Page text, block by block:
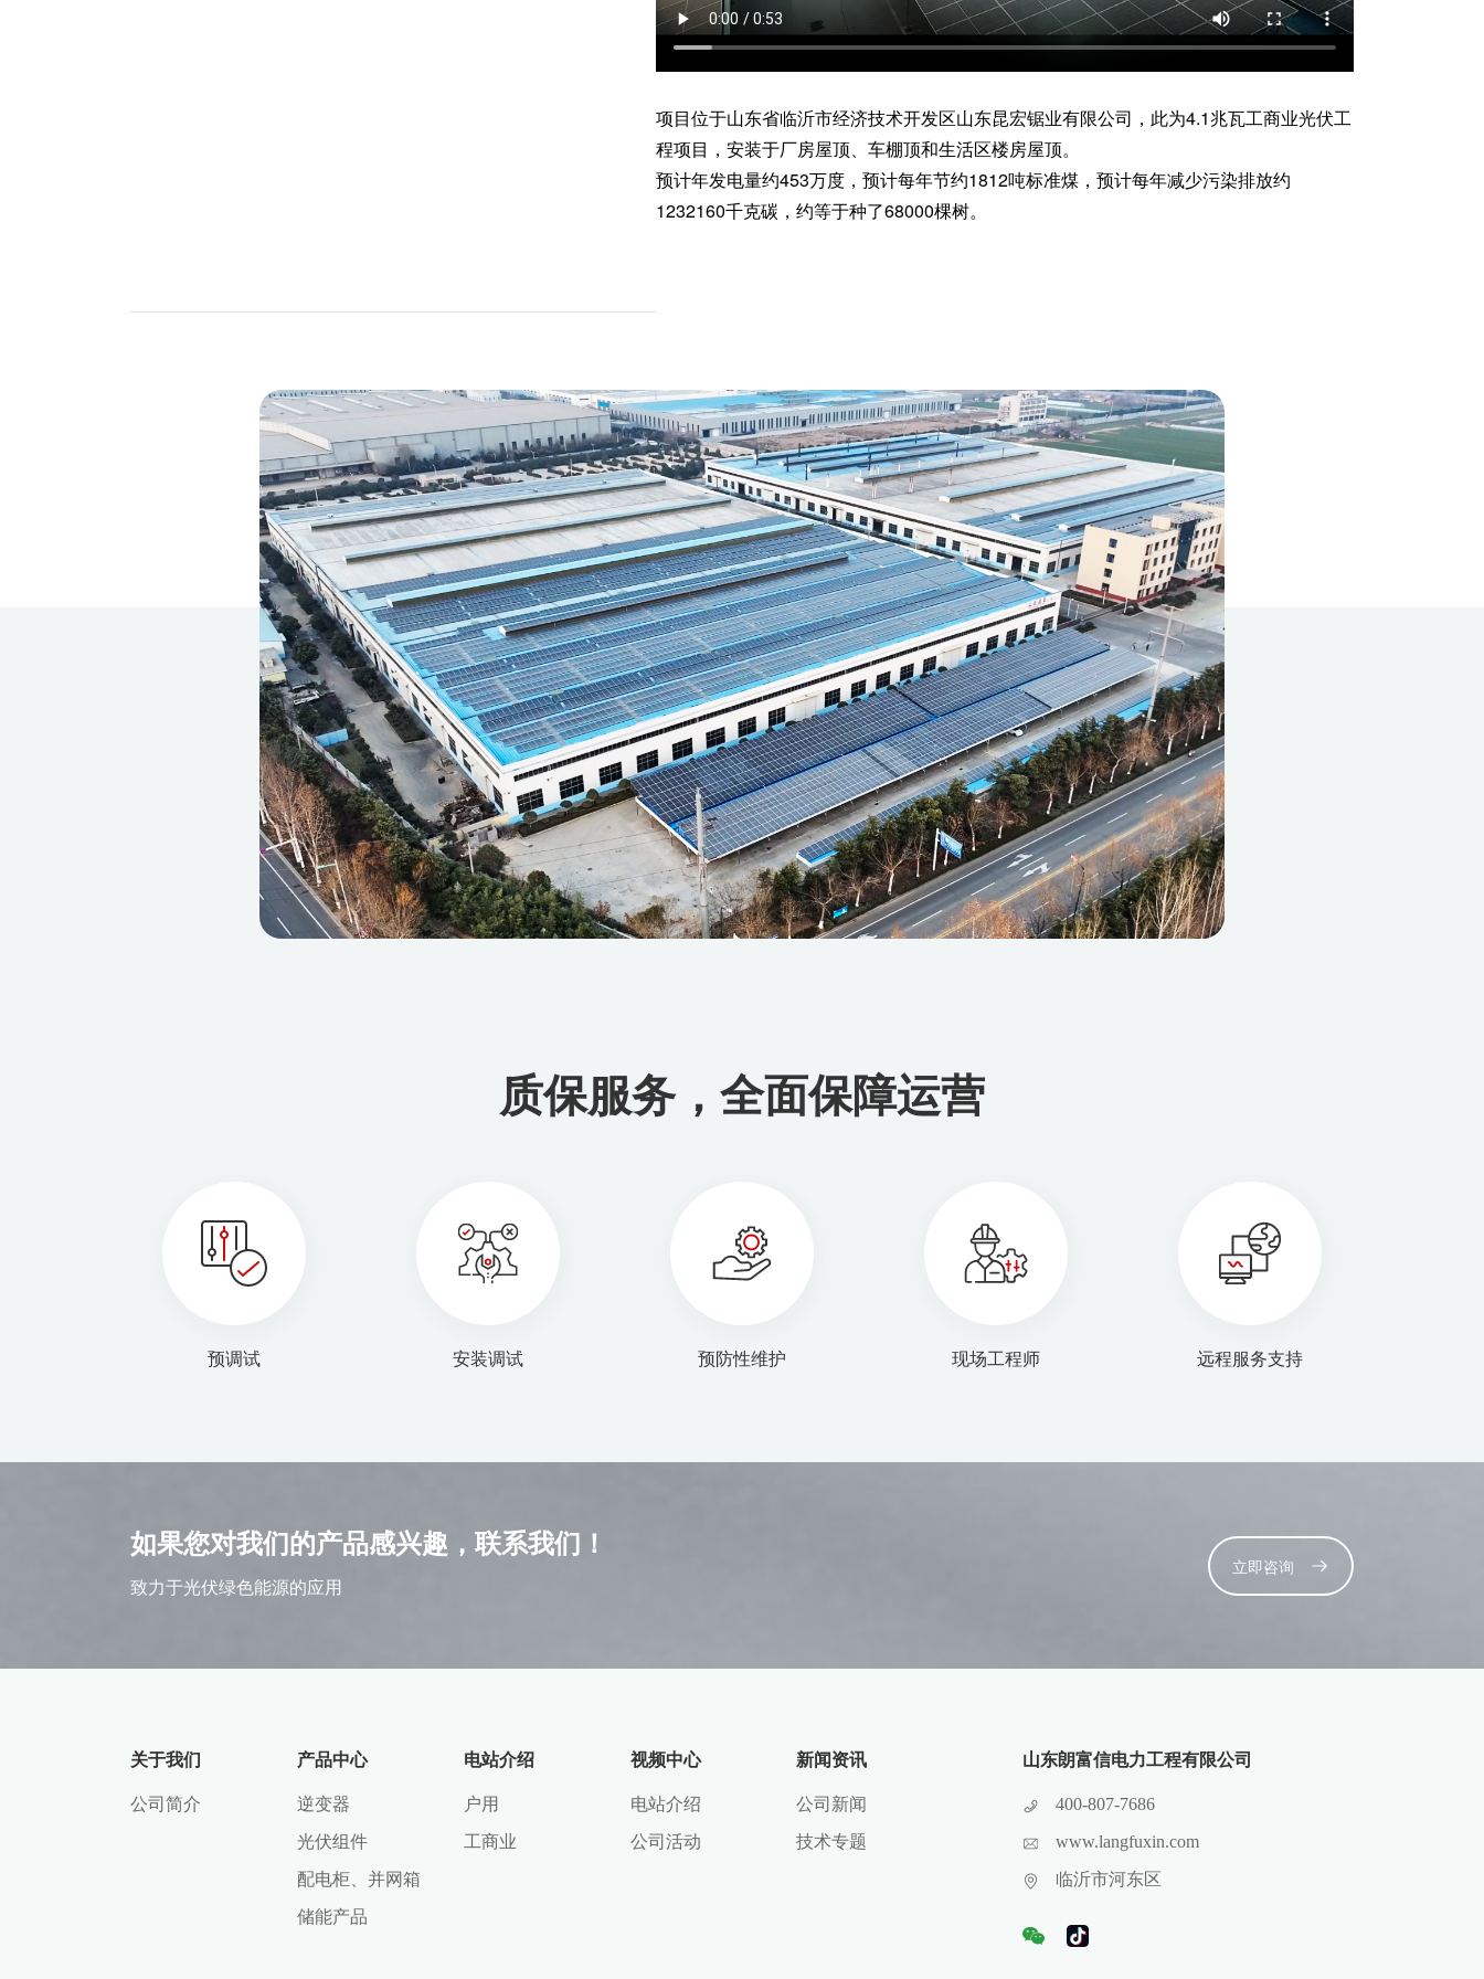
项目位于山东省临沂市经济技术开发区山东昆宏锯业有限公司，此为4.1兆瓦工商业光伏工
程项目，安装于厂房屋顶、车棚顶和生活区楼房屋顶。
预计年发电量约453万度，预计每年节约1812吨标准煤，预计每年减少污染排放约
1232160千克碳，约等于种了68000棵树。
质保服务，全面保障运营
预调试 安装调试 预防性维护 现场工程师 远程服务支持
如果您对我们的产品感兴趣，联系我们！
致力于光伏绿色能源的应用
立即咨询
关于我们
公司简介
产品中心
逆变器
光伏组件
配电柜、并网箱
储能产品
电站介绍
户用
工商业
视频中心
电站介绍
公司活动
新闻资讯
公司新闻
技术专题
山东朗富信电力工程有限公司
400-807-7686
www.langfuxin.com
临沂市河东区